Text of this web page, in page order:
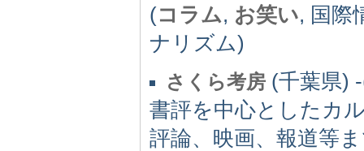
(コラム, お笑い, 国際
ナリズム)
さくら考房 (千葉県)
書評を中心としたカ
評論、映画、報道等